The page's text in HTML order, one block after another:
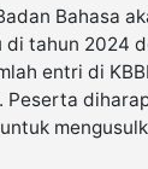
Bahasa
di tahun 2024
entri di
Peserta